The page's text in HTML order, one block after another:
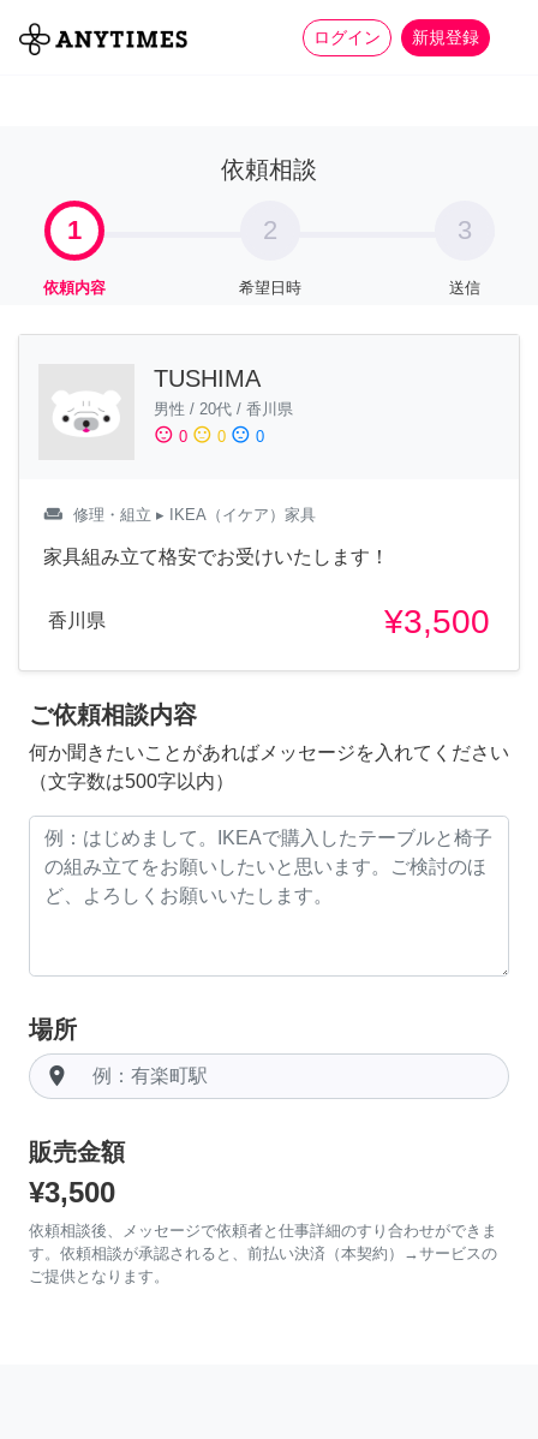
ログイン 新規登録
全て 家事 more_horiz
依頼相談
1
依頼内容
2
希望日時
3
送信
TUSHIMA
男性 / 20代 / 香川県
sentiment_satisfied 0 sentiment_neutral 0 sentiment_dissatisfied 0
weekend 修理・組立 ▸ IKEA（イケア）家具
家具組み立て格安でお受けいたします！
香川県 ¥3,500
ご依頼相談内容
何か聞きたいことがあればメッセージを入れてください
（文字数は500字以内）
場所
room
販売金額
¥3,500
依頼相談後、メッセージで依頼者と仕事詳細のすり合わせができま
す。依頼相談が承認されると、前払い決済（本契約）→サービスの
ご提供となります。